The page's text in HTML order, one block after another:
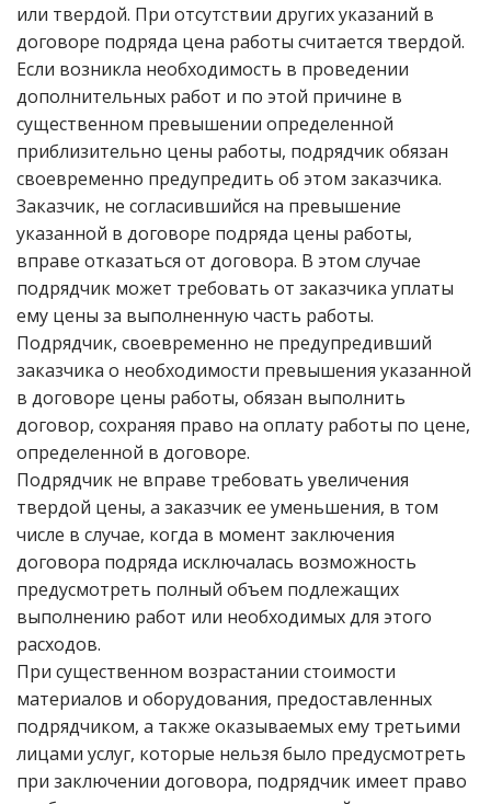
или твердой. При отсутствии других указаний в
договоре подряда цена работы считается твердой.
Если возникла необходимость в проведении
дополнительных работ и по этой причине в
существенном превышении определенной
приблизительно цены работы, подрядчик обязан
своевременно предупредить об этом заказчика.
Заказчик, не согласившийся на превышение
указанной в договоре подряда цены работы,
вправе отказаться от договора. В этом случае
подрядчик может требовать от заказчика уплаты
ему цены за выполненную часть работы.
Подрядчик, своевременно не предупредивший
заказчика о необходимости превышения указанной
в договоре цены работы, обязан выполнить
договор, сохраняя право на оплату работы по цене,
определенной в договоре.
Подрядчик не вправе требовать увеличения
твердой цены, а заказчик ее уменьшения, в том
числе в случае, когда в момент заключения
договора подряда исключалась возможность
предусмотреть полный объем подлежащих
выполнению работ или необходимых для этого
расходов.
При существенном возрастании стоимости
материалов и оборудования, предоставленных
подрядчиком, а также оказываемых ему третьими
лицами услуг, которые нельзя было предусмотреть
при заключении договора, подрядчик имеет право